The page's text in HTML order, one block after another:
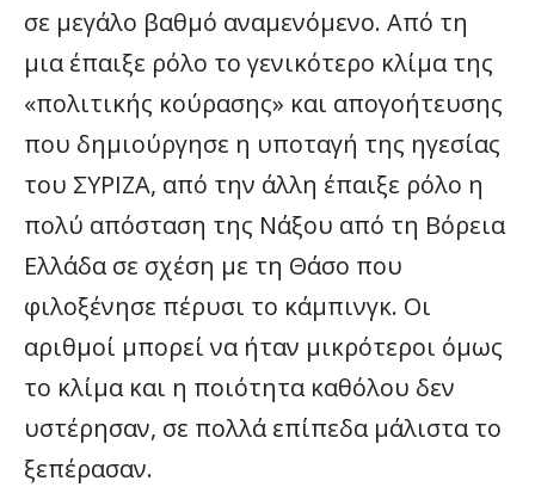
σε μεγάλο βαθμό αναμενόμενο. Από τη
μια έπαιξε ρόλο το γενικότερο κλίμα της
«πολιτικής κούρασης» και απογοήτευσης
που δημιούργησε η υποταγή της ηγεσίας
του ΣΥΡΙΖΑ, από την άλλη έπαιξε ρόλο η
πολύ απόσταση της Νάξου από τη Βόρεια
Ελλάδα σε σχέση με τη Θάσο που
φιλοξένησε πέρυσι το κάμπινγκ. Οι
αριθμοί μπορεί να ήταν μικρότεροι όμως
το κλίμα και η ποιότητα καθόλου δεν
υστέρησαν, σε πολλά επίπεδα μάλιστα το
ξεπέρασαν.